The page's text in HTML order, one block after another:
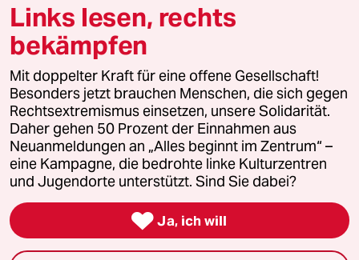
© 2026 taz Verlags und Vertriebs GmbH
Alle Rechte vorbehalten. Bei rechtlichen Fragen oder für Genehmigungen
wenden Sie sich bitte an
lizenzen@taz.de
Feedback Redaktionsstatut Kommune-Richtlinien
Leitlinie Informant Datenschutz Impressum AGB
Seitenwende Einwilligungen widerrufen (Ads)
Links lesen, rechts
bekämpfen
Mit doppelter Kraft für eine offene Gesellschaft!
Besonders jetzt brauchen Menschen, die sich gegen
Rechtsextremismus einsetzen, unsere Solidarität.
Daher gehen 50 Prozent der Einnahmen aus
Neuanmeldungen an „Alles beginnt im Zentrum“ –
eine Kampagne, die bedrohte linke Kulturzentren
und Jugendorte unterstützt. Sind Sie dabei?
 Ja, ich will